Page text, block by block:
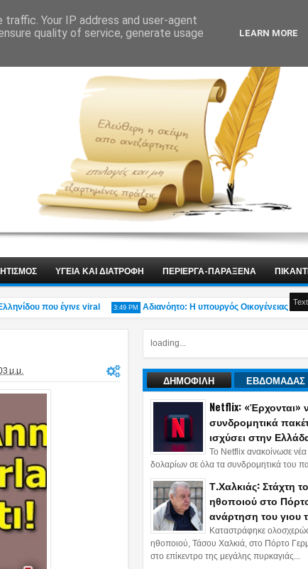
ΥΓΕΙΑ ΚΑΙ ΔΙΑΤΡΟΦΗ ΠΕΡΙΕΡΓΑ-ΠΑΡΑΞΕΝΑ
που έγινε viral 3:49 PM Αδιανόητο: Η υπουργός Οικογένειας
μ.μ.
loading...
ΔΗΜΟΦΙΛΗ ΕΒΔΟΜΑΔΑΣ
Netflix: «Έρχονται»
συνδρομητικά
ισχύσει στην
Το Netflix ανακοίνωσε
δολαρίων σε όλα τα συνδρομητικά του
Τ.Χαλκιάς: Στάχτη
ηθοποιού στο
ανάρτηση του γιου
Καταστράφηκε ολοσχερώς
ηθοποιού, Τάσου Χαλκιά, στο Πόρτο
στο επίκεντρο της μεγάλης πυρκαγιάς...
Your IP address and user-agent
quality of service, generate usage
LEARN MORE